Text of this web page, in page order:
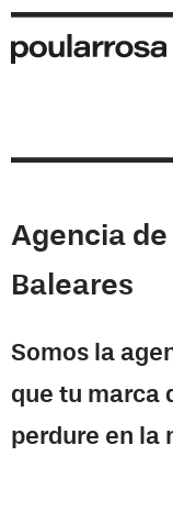
Agencia
Baleares
Somos la
que tu marca
perdure en la